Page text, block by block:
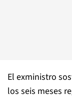
El exministro
los seis meses